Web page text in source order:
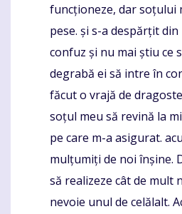
funcționeze, dar soțului
pese. și s-a despărțit
confuz și nu mai știu ce
degrabă ei să intre în
făcut o vrajă de
soțul meu să revină la
pe care m-a asigurat.
mulțumiți de noi înșine.
să realizeze cât de mult
nevoie unul de celălalt.